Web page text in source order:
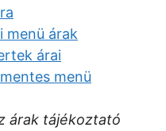
menü árak
árai
menü
árak tájékoztató